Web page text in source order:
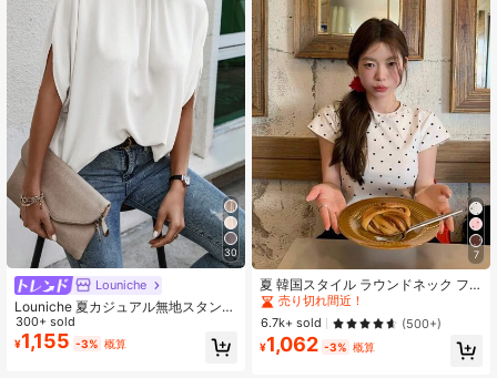
30
Louniche
Louniche 夏カジュアル無地スタンド
カラーミドルスリーブシャツ
300+ sold
¥1,155 -3% 概算
7
夏 韓国スタイル ラウンドネック フ
ィッテッド カジュアル ドット柄 半
袖 Tシャツ ホワイト
#5 ベストセラー
売り切れ間近！
#5 ベストセラー
売り切れ間近！
#5 ベストセラー
売り切れ間近！
#5 ベストセラー
6.7k+ sold (500+)
¥1,062 -3% 概算